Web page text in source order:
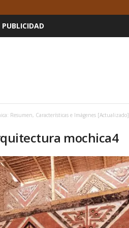
PUBLICIDAD
Resumen, Características e Imágenes [Actualizado]
mochica4